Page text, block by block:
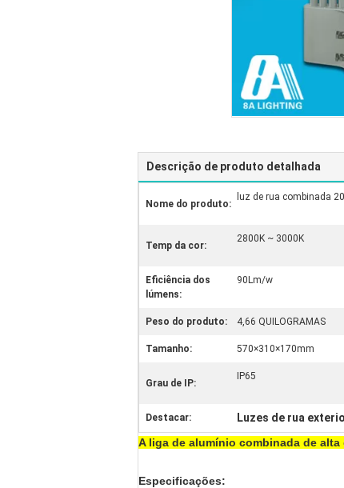
Descrição de produto detalhada
Nome do produto:
luz de rua combinada
Temp da cor:
2800K ~ 3000K
Eficiência dos
lúmens:
90Lm/w
Peso do produto: 4,66 QUILOGRAMAS
Tamanho: 570×310×170mm
Grau de IP:
IP65
Destacar:
Luzes de rua
A liga de alumínio combinada de
Especificações: